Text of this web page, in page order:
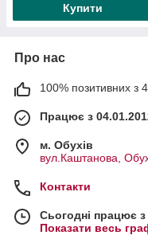
Купити
Про нас
100% позитивних з
Працює з
м. Обухів
вул.Каштанова,
Контакти
Сьогодні працює
Показати весь